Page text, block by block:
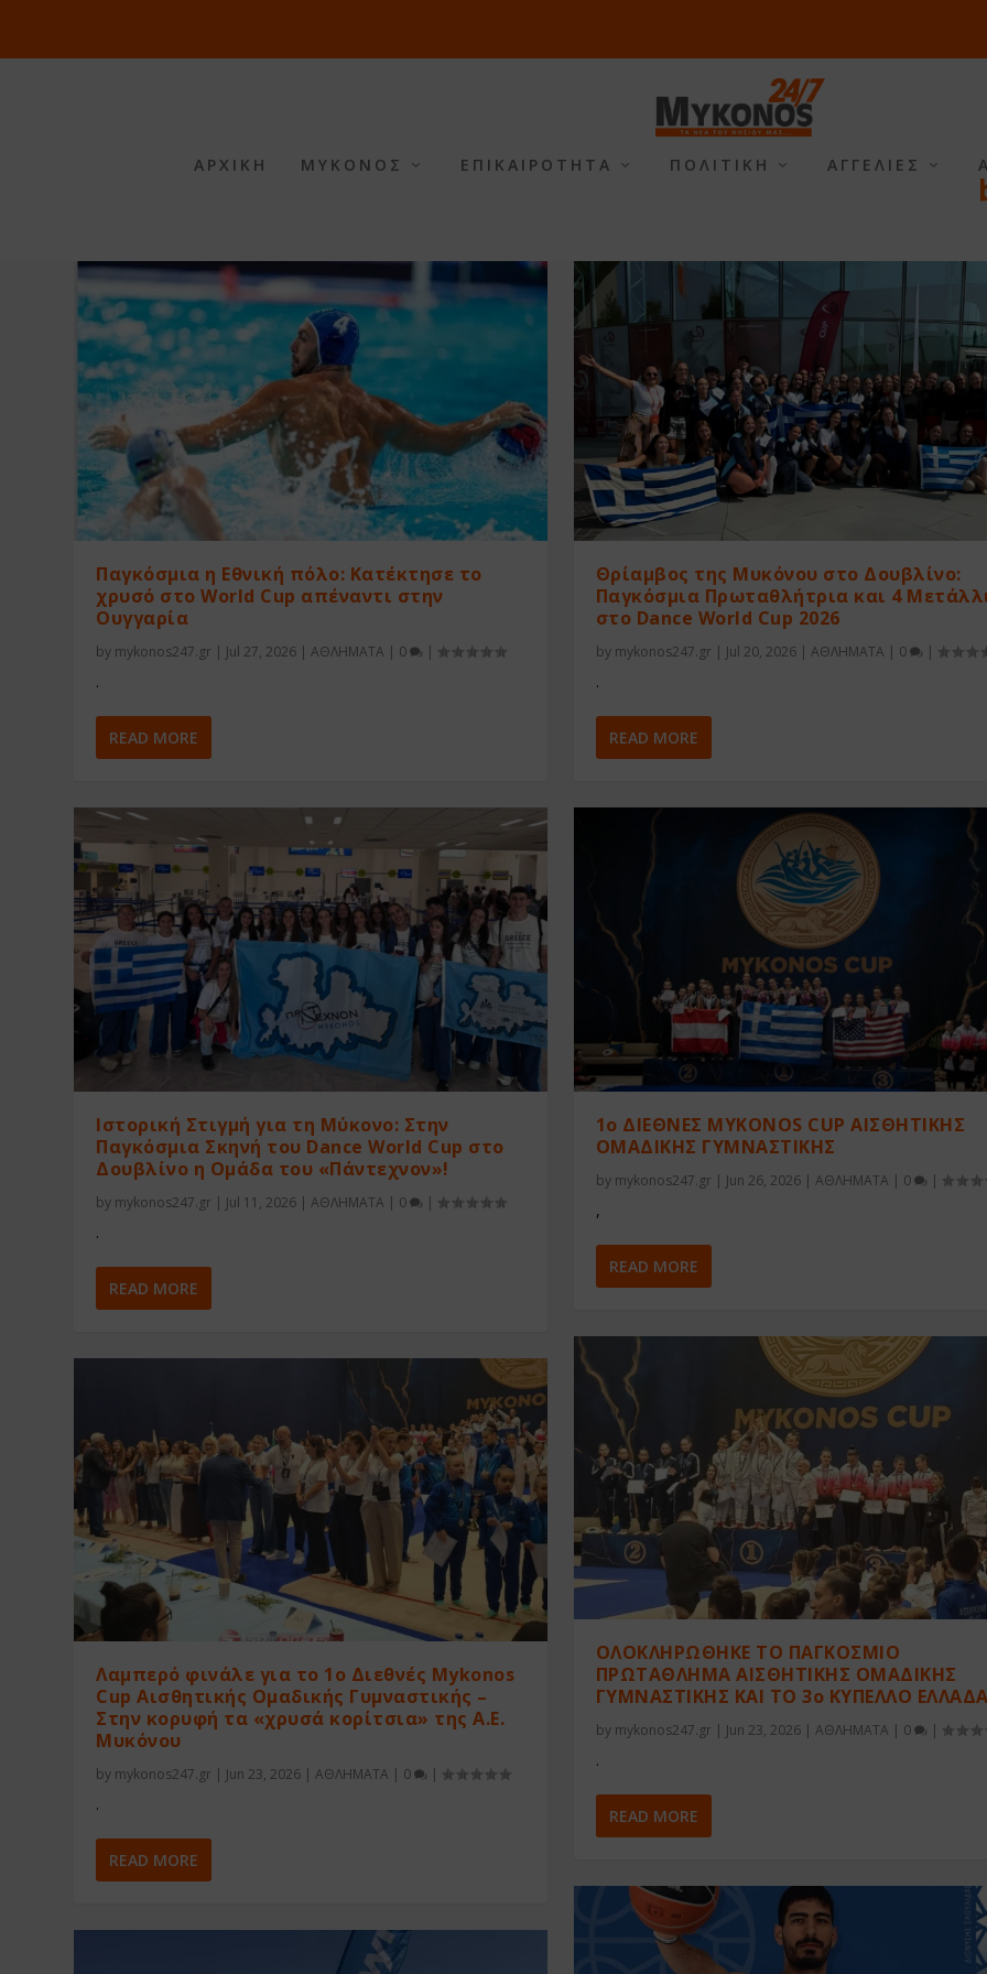
ΑΡΧΙΚΗ ΜΥΚΟΝΟΣ ΕΠΙΚΑΙΡΟΤΗΤΑ ΠΟΛΙΤΙΚΗ ΑΓΓΕΛΙΕΣ
Παγκόσμια η Εθνική πόλο: Κατέκτησε το
χρυσό στο World Cup απέναντι στην
Ουγγαρία
by mykonos247.gr | Jul 27, 2026 |ΑΘΛΗΜΑΤΑ | 0 |
.
READ MORE
Ιστορική Στιγμή για τη Μύκονο: Στην
Παγκόσμια Σκηνή του Dance World Cup στο
Δουβλίνο η Ομάδα του «Πάντεχνον»!
by mykonos247.gr | Jul 11, 2026 |ΑΘΛΗΜΑΤΑ | 0 |
.
READ MORE
Λαμπερό φινάλε για το 1ο Διεθνές Mykonos
Cup Αισθητικής Ομαδικής Γυμναστικής –
Στην κορυφή τα «χρυσά κορίτσια» της Α.Ε.
Μυκόνου
by mykonos247.gr | Jun 23, 2026 |ΑΘΛΗΜΑΤΑ | 0 |
.
READ MORE
Θρίαμβος της Μυκόνου στο Δουβλίνο:
Παγκόσμια Πρωταθλήτρια και 4
στο Dance World Cup 2026
by mykonos247.gr | Jul 20, 2026| ΑΘΛΗΜΑΤΑ | 0 |
.
READ MORE
1ο ΔΙΕΘΝΕΣ MYKONOS CUP ΑΙΣΘΗΤΙΚΗΣ
ΟΜΑΔΙΚΗΣ ΓΥΜΝΑΣΤΙΚΗΣ
by mykonos247.gr | Jun 26, 2026| ΑΘΛΗΜΑΤΑ | 0 |
,
READ MORE
ΟΛΟΚΛΗΡΩΘΗΚΕ ΤΟ ΠΑΓΚΟΣΜΙΟ
ΠΡΩΤΑΘΛΗΜΑ ΑΙΣΘΗΤΙΚΗΣ ΟΜΑΔΙΚΗΣ
ΓΥΜΝΑΣΤΙΚΗΣ ΚΑΙ ΤΟ 3ο ΚΥΠΕΛΛΟ
by mykonos247.gr | Jun 23, 2026| ΑΘΛΗΜΑΤΑ | 0 |
.
READ MORE